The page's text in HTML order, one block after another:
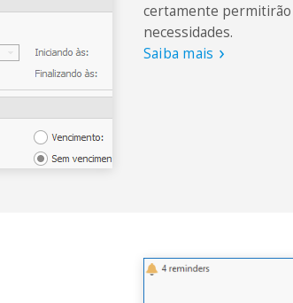
certamente permitirão
necessidades.
Saiba mais